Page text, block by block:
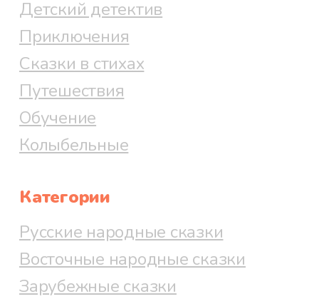
Детский детектив
Приключения
Сказки в стихах
Путешествия
Обучение
Колыбельные
Категории
Русские народные сказки
Восточные народные сказки
Зарубежные сказки